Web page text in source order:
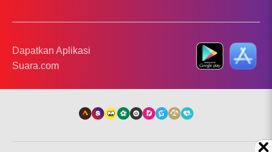
Dapatkan Aplikasi
Suara.com